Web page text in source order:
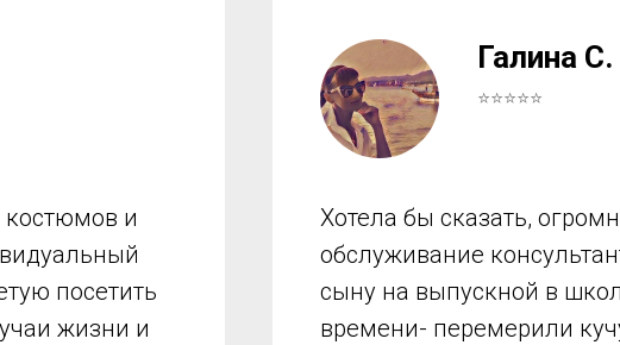
и
посетить
жизни и
Галина С.
⭐⭐⭐⭐⭐
Хотела бы сказать,
обслуживание
сыну на выпускной в
времени- перемерили